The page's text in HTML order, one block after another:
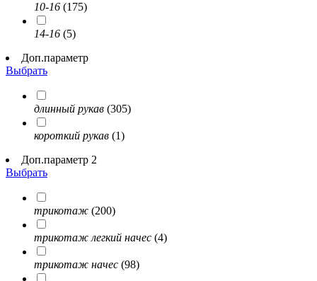
10-16 (175)
14-16 (5)
Доп.параметр
Выбрать
длинный рукав (305)
короткий рукав (1)
Доп.параметр 2
Выбрать
трикотаж (200)
трикотаж легкий начес (4)
трикотаж начес (98)